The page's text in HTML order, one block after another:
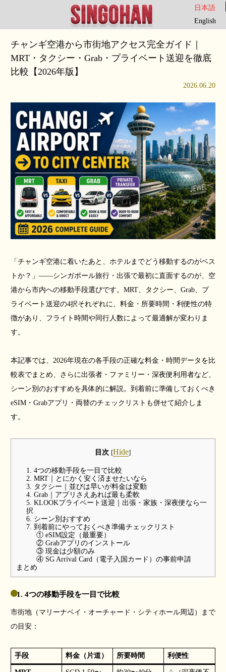
English
日本語
チャンギ空港から市街地アクセス完全ガイド｜
MRT・タクシー・Grab・プライベート送迎を徹底
比較【2026年版】
2026.06.20
「チャンギ空港に着いたあと、ホテルまでどう移動するのがベス
トか？」――シンガポール旅行・出張で最初に直面するのが、空
港から市内への移動手段選びです。MRT、タクシー、Grab、プ
ライベート送迎の4択それぞれに、料金・所要時間・利便性の特
徴があり、フライト時間や同行人数によって最適解が変わりま
す。
本記事では、2026年現在の各手段の正確な料金・時間データを比
較表でまとめ、さらに出張者・ファミリー・深夜便利用者など、
シーン別のおすすめを具体的に解説。到着前に準備しておくべき
eSIM・Grabアプリ・両替のチェックリストも併せて紹介しま
す。
目次 [Hide]
1. 4つの移動手段を一目で比較
2. MRT｜とにかく安く済ませたいなら
3. タクシー｜並びは早いが料金は変動
4. Grab｜アプリさえあれば最も柔軟
5. KLOOKプライベート送迎｜出張・家族・深夜便なら一
択
6. シーン別おすすめ
7. 到着前にやっておくべき準備チェックリスト
① eSIM設定（最重要）
② Grabアプリのインストール
③ 現金は少額のみ
④ SG Arrival Card（電子入国カード）の事前申請
まとめ
1. 4つの移動手段を一目で比較
市街地（マリーナベイ・オーチャード・シティホール周辺）まで
の目安：
手段 料金（片道） 所要時間 利便性